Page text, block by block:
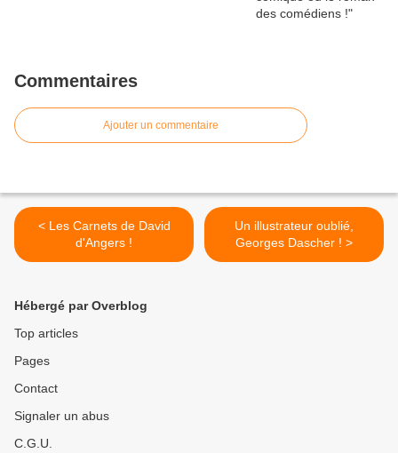
Commentaires
Ajouter un commentaire
< Les Carnets de David
d'Angers !
Un illustrateur oublié,
Georges Dascher ! >
Hébergé par Overblog
Top articles
Pages
Contact
Signaler un abus
C.G.U.